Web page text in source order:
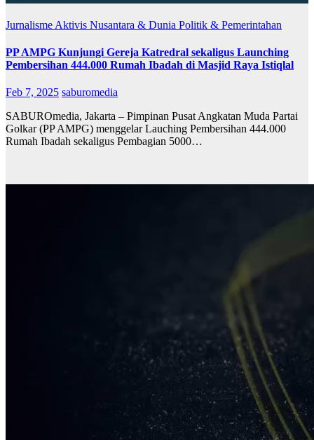
Jurnalisme Aktivis Nusantara & Dunia Politik & Pemerintahan
PP AMPG Kunjungi Gereja Katredral sekaligus Launching
Pembersihan 444.000 Rumah Ibadah di Masjid Raya Istiqlal
Feb 7, 2025 saburomedia
SABUROmedia, Jakarta – Pimpinan Pusat Angkatan Muda Partai
Golkar (PP AMPG) menggelar Lauching Pembersihan 444.000
Rumah Ibadah sekaligus Pembagian 5000…